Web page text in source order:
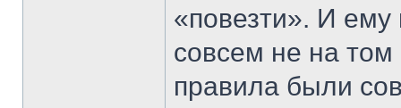
«повезти». И ему
совсем не на том
правила были